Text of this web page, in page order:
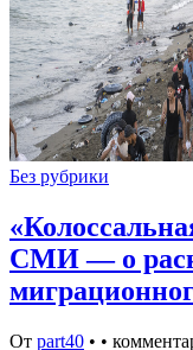
Без рубрики
СМИ — о
От part40 • •